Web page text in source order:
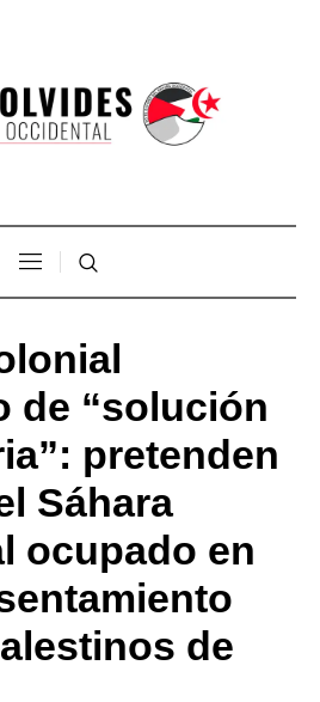
de “solución
pretenden
Sáhara
ocupado en
de